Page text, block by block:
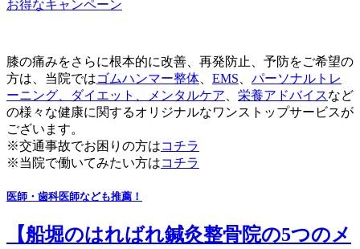
お得なキャンペーン
膝の痛みをさらに根本的に改善、再発防止、予防をご希望の
方は、当院ではゴムハンマー整体 EMS
パーソナルトレ
ーニング、
ダイエット メンタルケア 栄養アドバイスなど
の様々な健康に関するオリジナルなワンストップサービスが
ございます。
※交通事故でお困りの方はコチラ
※当院で働いてみたい方はコチラ
医師・歯科医師なども推薦！
【船堀のはればれ鍼灸整骨院の5つのメ